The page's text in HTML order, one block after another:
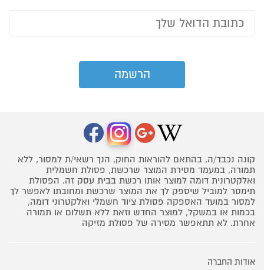
קונה נכבד/ה, בהתאם להוראות החוק, הנך רשאי/ת למסור, ללא
תמורה, במעמד מסירת המוצר שרכשת, פסולת חשמלית
ואלקטרונית דומה למוצר אותו רכשת בבית עסק זה. הפסולת
תימסר למוביל שיספק לך את המוצר שרכשת ומחובתו לאפשר לך
למסור במועד האספקה פסולת ציוד חשמלי ואלקטרוני דומה,
בכמות או במשקל, למוצר החדש וזאת ללא תשלום או תמורה
אחרת. לא תתאפשר מסירה של פסולת מזיקה
אודות החברה